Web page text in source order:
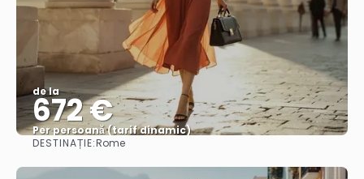
de la
672 €
Per persoană (tarif dinamic)
DESTINAȚIE:Rome